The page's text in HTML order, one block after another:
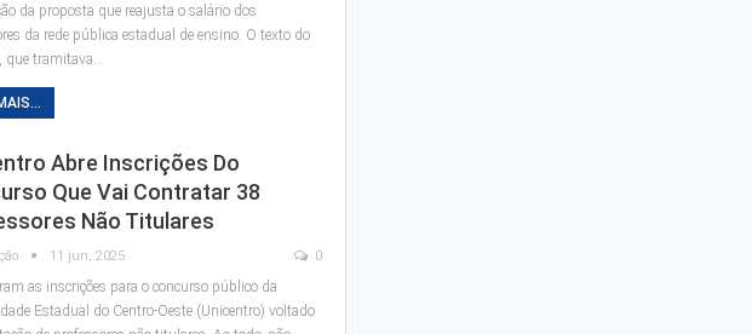
da proposta que reajusta o salário dos
da rede pública estadual de ensino. O texto do
que tramitava…
Abre Inscrições Do
Que Vai Contratar 38
Não Titulares
11 jun, 2025 0
as inscrições para o concurso público da
Estadual do Centro-Oeste (Unicentro) voltado